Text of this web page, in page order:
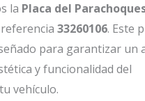
la Placa del
referencia33260106. Este
para garantizar un
y funcionalidad del
vehículo.